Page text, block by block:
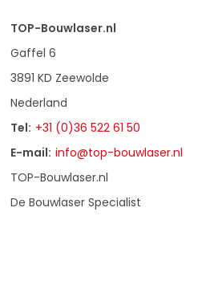
TOP-Bouwlaser.nl
Gaffel 6
3891 KD Zeewolde
Nederland
Tel: +31 (0)36 522 61 50
E-mail: info@top-bouwlaser.nl
TOP-Bouwlaser.nl
De Bouwlaser Specialist